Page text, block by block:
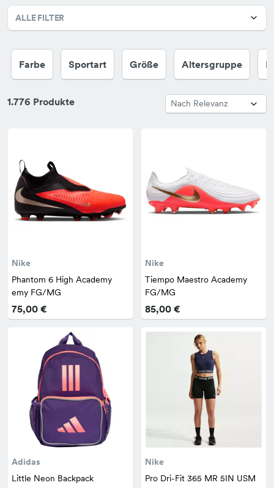
ALLE FILTER
Farbe Sportart Größe Altersgruppe
1.776 Produkte
Nike
Phantom 6 High Academy
emy FG/MG
75,00 €
Nike
Tiempo Maestro Academy
FG/MG
85,00 €
Adidas
Little Neon Backpack
Nike
Pro Dri-Fit 365 MR 5IN USM